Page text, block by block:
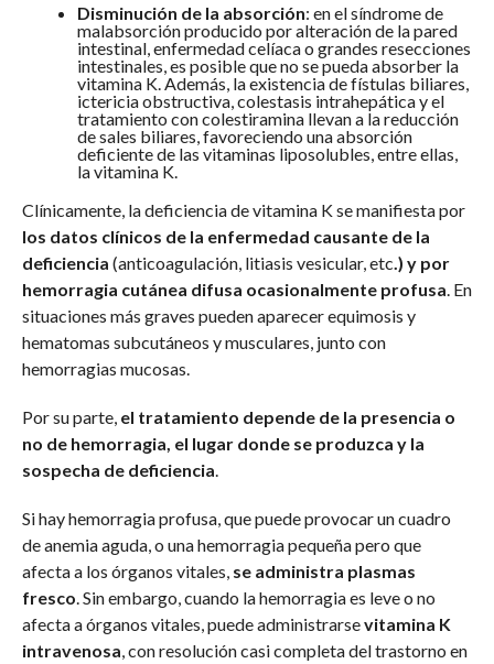
Disminución de la absorción: en el síndrome de
malabsorción producido por alteración de la pared
intestinal, enfermedad celíaca o grandes resecciones
intestinales, es posible que no se pueda absorber la
vitamina K. Además, la existencia de fístulas biliares,
ictericia obstructiva, colestasis intrahepática y el
tratamiento con colestiramina llevan a la reducción
de sales biliares, favoreciendo una absorción
deficiente de las vitaminas liposolubles, entre ellas,
la vitamina K.
Clínicamente, la deficiencia de vitamina K se manifiesta por
los datos clínicos de la enfermedad causante de la
deficiencia (anticoagulación, litiasis vesicular, etc .) y por
hemorragia cutánea difusa ocasionalmente profusa . En
situaciones más graves pueden aparecer equimosis y
hematomas subcutáneos y musculares, junto con
hemorragias mucosas.
Por su parte, el tratamiento depende de la presencia o
no de hemorragia, el lugar donde se produzca y la
sospecha de deficiencia
Si hay hemorragia profusa, que puede provocar un cuadro
de anemia aguda, o una hemorragia pequeña pero que
afecta a los órganos vitales, se administra plasmas
fresco . Sin embargo, cuando la hemorragia es leve o no
afecta a órganos vitales, puede administrarsevitamina K
intravenosa , con resolución casi completa del trastorno en